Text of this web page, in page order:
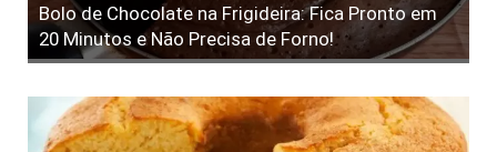
Bolo de Chocolate na Frigideira: Fica Pronto em
20 Minutos e Não Precisa de Forno!